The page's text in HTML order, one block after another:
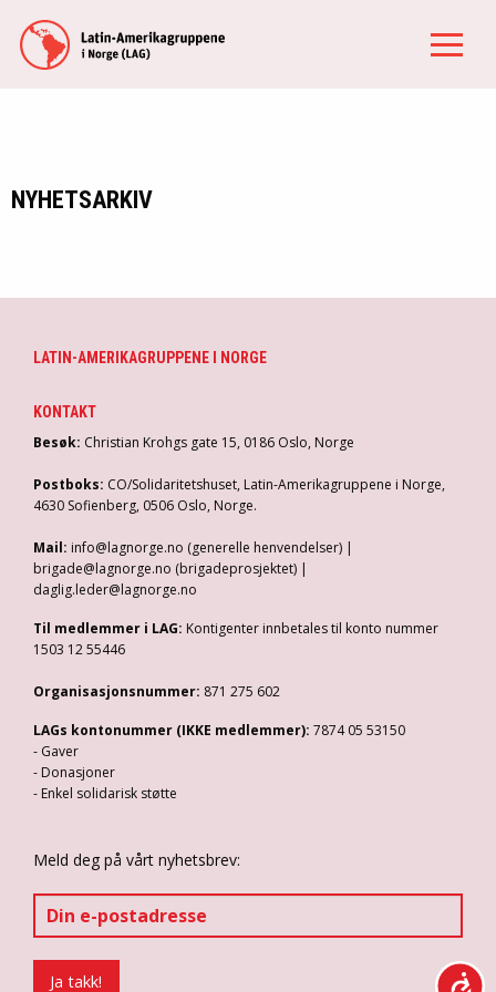
NYHETSARKIV
LATIN-AMERIKAGRUPPENE I NORGE
KONTAKT
Besøk: Christian Krohgs gate 15, 0186 Oslo, Norge
Postboks: CO/Solidaritetshuset, Latin-Amerikagruppene i Norge,
4630 Sofienberg, 0506 Oslo, Norge.
Mail: info@lagnorge.no (generelle henvendelser) |
brigade@lagnorge.no (brigadeprosjektet) |
daglig.leder@lagnorge.no
Til medlemmer i LAG: Kontigenter innbetales til konto nummer
1503 12 55446
Organisasjonsnummer: 871 275 602
LAGs kontonummer (IKKE medlemmer): 7874 05 53150
- Gaver
- Donasjoner
- Enkel solidarisk støtte
Meld deg på vårt nyhetsbrev: